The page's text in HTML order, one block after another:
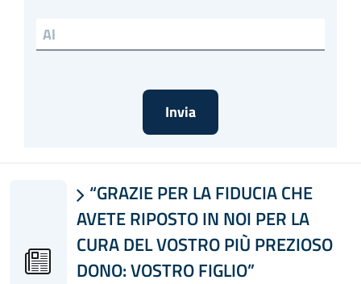
Data al
 “GRAZIE PER LA FIDUCIA CHE
AVETE RIPOSTO IN NOI PER LA
CURA DEL VOSTRO PIÙ PREZIOSO
DONO: VOSTRO FIGLIO”